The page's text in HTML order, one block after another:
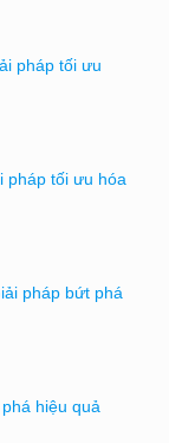
pháp tối ưu
pháp tối ưu hóa
pháp bứt phá
hiệu quả